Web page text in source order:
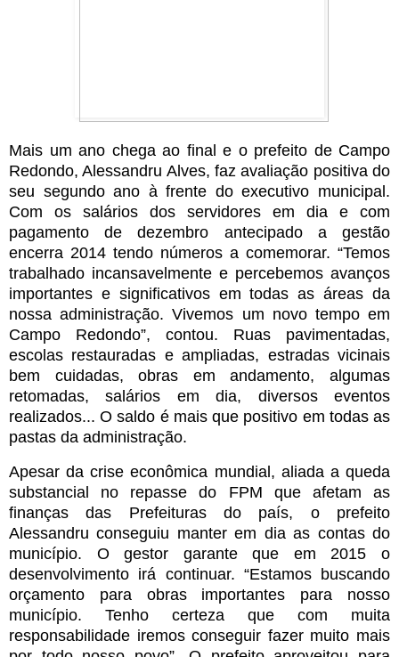
Mais um ano chega ao final e o prefeito de Campo
Redondo, Alessandru Alves, faz avaliação positiva do
seu segundo ano à frente do executivo municipal.
Com os salários dos servidores em dia e com
pagamento de dezembro antecipado a gestão
encerra 2014 tendo números a comemorar. “Temos
trabalhado incansavelmente e percebemos avanços
importantes e significativos em todas as áreas da
nossa administração. Vivemos um novo tempo em
Campo Redondo”, contou. Ruas pavimentadas,
escolas restauradas e ampliadas, estradas vicinais
bem cuidadas, obras em andamento, algumas
retomadas, salários em dia, diversos eventos
realizados... O saldo é mais que positivo em todas as
pastas da administração.
Apesar da crise econômica mundial, aliada a queda
substancial no repasse do FPM que afetam as
finanças das Prefeituras do país, o prefeito
Alessandru conseguiu manter em dia as contas do
município. O gestor garante que em 2015 o
desenvolvimento irá continuar. “Estamos buscando
orçamento para obras importantes para nosso
município. Tenho certeza que com muita
responsabilidade iremos conseguir fazer muito mais